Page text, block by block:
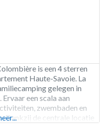
is een 4 sterren
Haute-Savoie. La
gelegen in
een scala aan
zwembaden en
Dankzij de centrale locatie